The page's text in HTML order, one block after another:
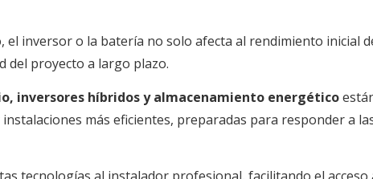
inversor o la batería no solo afecta al rendimiento inicial
del proyecto a largo plazo.
inversores híbridos y almacenamiento energético
más eficientes, preparadas para responder a